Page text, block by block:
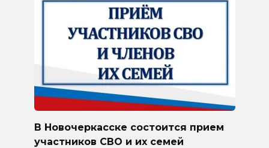
В Новочеркасске состоится прием
участников СВО и их семей